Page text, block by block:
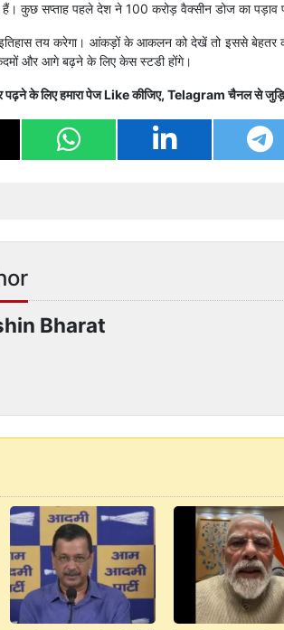
कुछ सप्ताह पहले देश ने 100 करोड़ वैक्सीन डोज का पड़ाव
इतिहास तय करेगा। आंकड़ों के आकलन को देखें तो इससे
कदमों और आगे बढ़ने के लिए केस स्टडी होंगे।
पढ़ने के लिए हमारा पेजLikeकीजिए, Telagramचैनल से
Bharat